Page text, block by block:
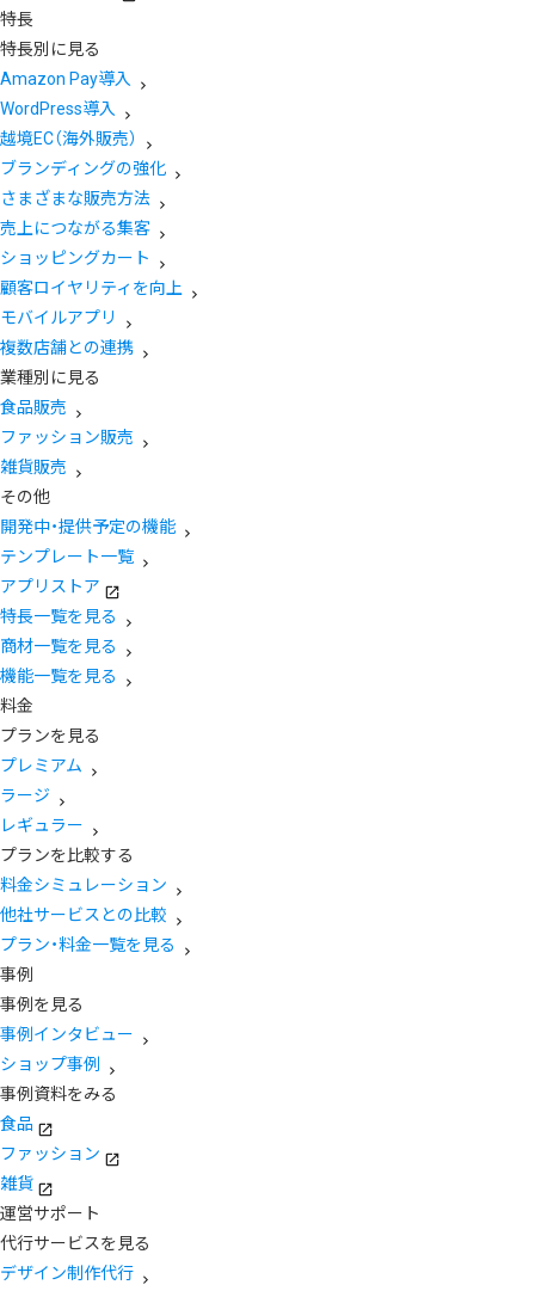
特長
特長別に見る
Amazon Pay導入
WordPress導入
越境EC（海外販売）
ブランディングの強化
さまざまな販売方法
売上につながる集客
ショッピングカート
顧客ロイヤリティを向上
モバイルアプリ
複数店舗との連携
業種別に見る
食品販売
ファッション販売
雑貨販売
その他
開発中・提供予定の機能
テンプレート一覧
アプリストア
特長一覧を見る
商材一覧を見る
機能一覧を見る
料金
プランを見る
プレミアム
ラージ
レギュラー
プランを比較する
料金シミュレーション
他社サービスとの比較
プラン・料金一覧を見る
事例
事例を見る
事例インタビュー
ショップ事例
事例資料をみる
食品
ファッション
雑貨
運営サポート
代行サービスを見る
デザイン制作代行